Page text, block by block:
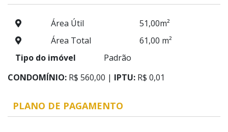
Área Útil
51,00m²
Área Total
61,00 m²
Tipo do imóvel
Padrão
CONDOMÍNIO: R$ 560,00 | IPTU: R$ 0,01
PLANO DE PAGAMENTO